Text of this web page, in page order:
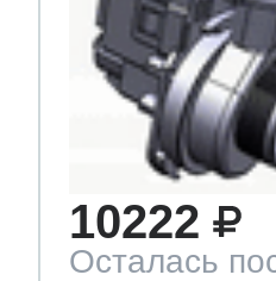
10222
Осталась